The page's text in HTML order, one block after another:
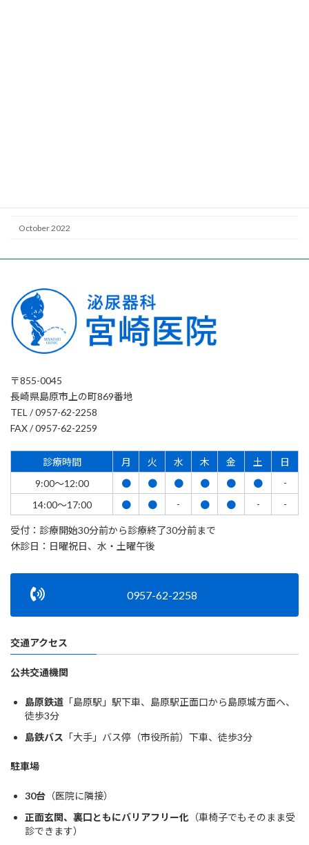
October 2022
〒855-0045
長崎県島原市上の町869番地
TEL / 0957-62-2258
FAX / 0957-62-2259
診療時間 月 火 水 木 金 土
日
9:00～12:00
● ● ● ● ● ●
-
14:00～17:00
● ● - ● ● - -
受付：診療開始30分前から診療終了30分前まで
休診日：日曜祝日、水・土曜午後
0957-62-2258
交通アクセス
公共交通機関
島原鉄道 「島原駅」駅下車、島原駅正面口から島原城方面へ、
徒歩3分
島鉄バス 「大手」バス停（市役所前）下車、徒歩3分
駐車場
30台 （医院に隣接）
正面玄関、裏口ともにバリアフリー化 （車椅子でもそのまま受
診できます）